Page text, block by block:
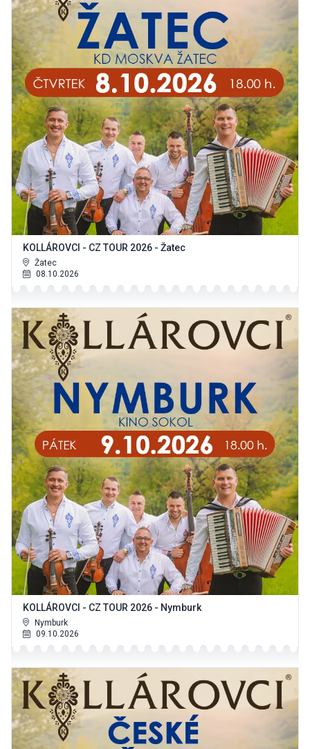
KOLLÁROVCI - CZ TOUR 2026 - Žatec
Žatec
08.10.2026
KOLLÁROVCI - CZ TOUR 2026 - Nymburk
Nymburk
09.10.2026